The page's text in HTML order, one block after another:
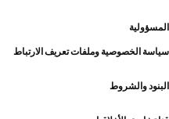
المسؤولية
سياسة الخصوصية وملفات تعريف الارتباط
البنود والشروط